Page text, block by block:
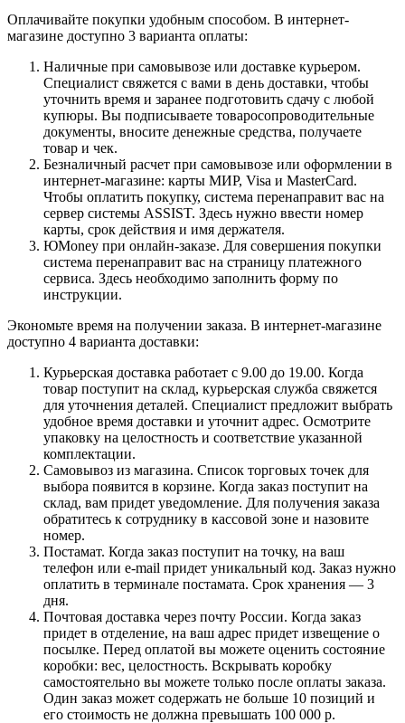
Оплачивайте покупки удобным способом. В интернет-
магазине доступно 3 варианта оплаты:
Наличные при самовывозе или доставке курьером.
Специалист свяжется с вами в день доставки, чтобы
уточнить время и заранее подготовить сдачу с любой
купюры. Вы подписываете товаросопроводительные
документы, вносите денежные средства, получаете
товар и чек.
Безналичный расчет при самовывозе или оформлении в
интернет-магазине: карты МИР, Visa и MasterCard.
Чтобы оплатить покупку, система перенаправит вас на
сервер системы ASSIST. Здесь нужно ввести номер
карты, срок действия и имя держателя.
ЮMoney при онлайн-заказе. Для совершения покупки
система перенаправит вас на страницу платежного
сервиса. Здесь необходимо заполнить форму по
инструкции.
Экономьте время на получении заказа. В интернет-магазине
доступно 4 варианта доставки:
Курьерская доставка работает с 9.00 до 19.00. Когда
товар поступит на склад, курьерская служба свяжется
для уточнения деталей. Специалист предложит выбрать
удобное время доставки и уточнит адрес. Осмотрите
упаковку на целостность и соответствие указанной
комплектации.
Самовывоз из магазина. Список торговых точек для
выбора появится в корзине. Когда заказ поступит на
склад, вам придет уведомление. Для получения заказа
обратитесь к сотруднику в кассовой зоне и назовите
номер.
Постамат. Когда заказ поступит на точку, на ваш
телефон или e-mail придет уникальный код. Заказ нужно
оплатить в терминале постамата. Срок хранения — 3
дня.
Почтовая доставка через почту России. Когда заказ
придет в отделение, на ваш адрес придет извещение о
посылке. Перед оплатой вы можете оценить состояние
коробки: вес, целостность. Вскрывать коробку
самостоятельно вы можете только после оплаты заказа.
Один заказ может содержать не больше 10 позиций и
его стоимость не должна превышать 100 000 р.